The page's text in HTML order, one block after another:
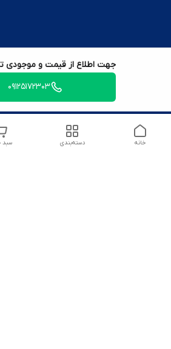
جهت اطلاع از قیمت و موجودی
09125172303
سبد دسته‌بندی خانه